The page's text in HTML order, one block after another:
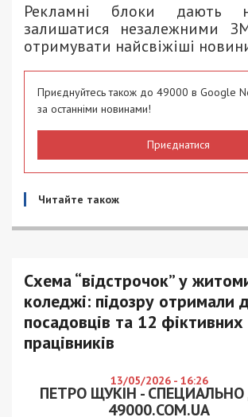
Рекламні блоки дають
залишатися незалежними
отримувати найсвіжіші
Приєднуйтесь також до 49000 в Google
за останніми новинами!
Приєднатися
Читайте також
Схема “відстрочок” у
коледжі: підозру отримали
посадовців та 12 фіктивних
працівників
13/05/2026 - 16:26
ПЕТРО ЩУКІН -
49000.COM.UA